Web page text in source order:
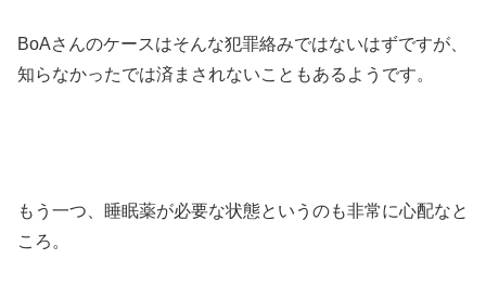
BoAさんのケースはそんな犯罪絡みではないはずですが、
知らなかったでは済まされないこともあるようです。
もう一つ、睡眠薬が必要な状態というのも非常に心配なと
ころ。